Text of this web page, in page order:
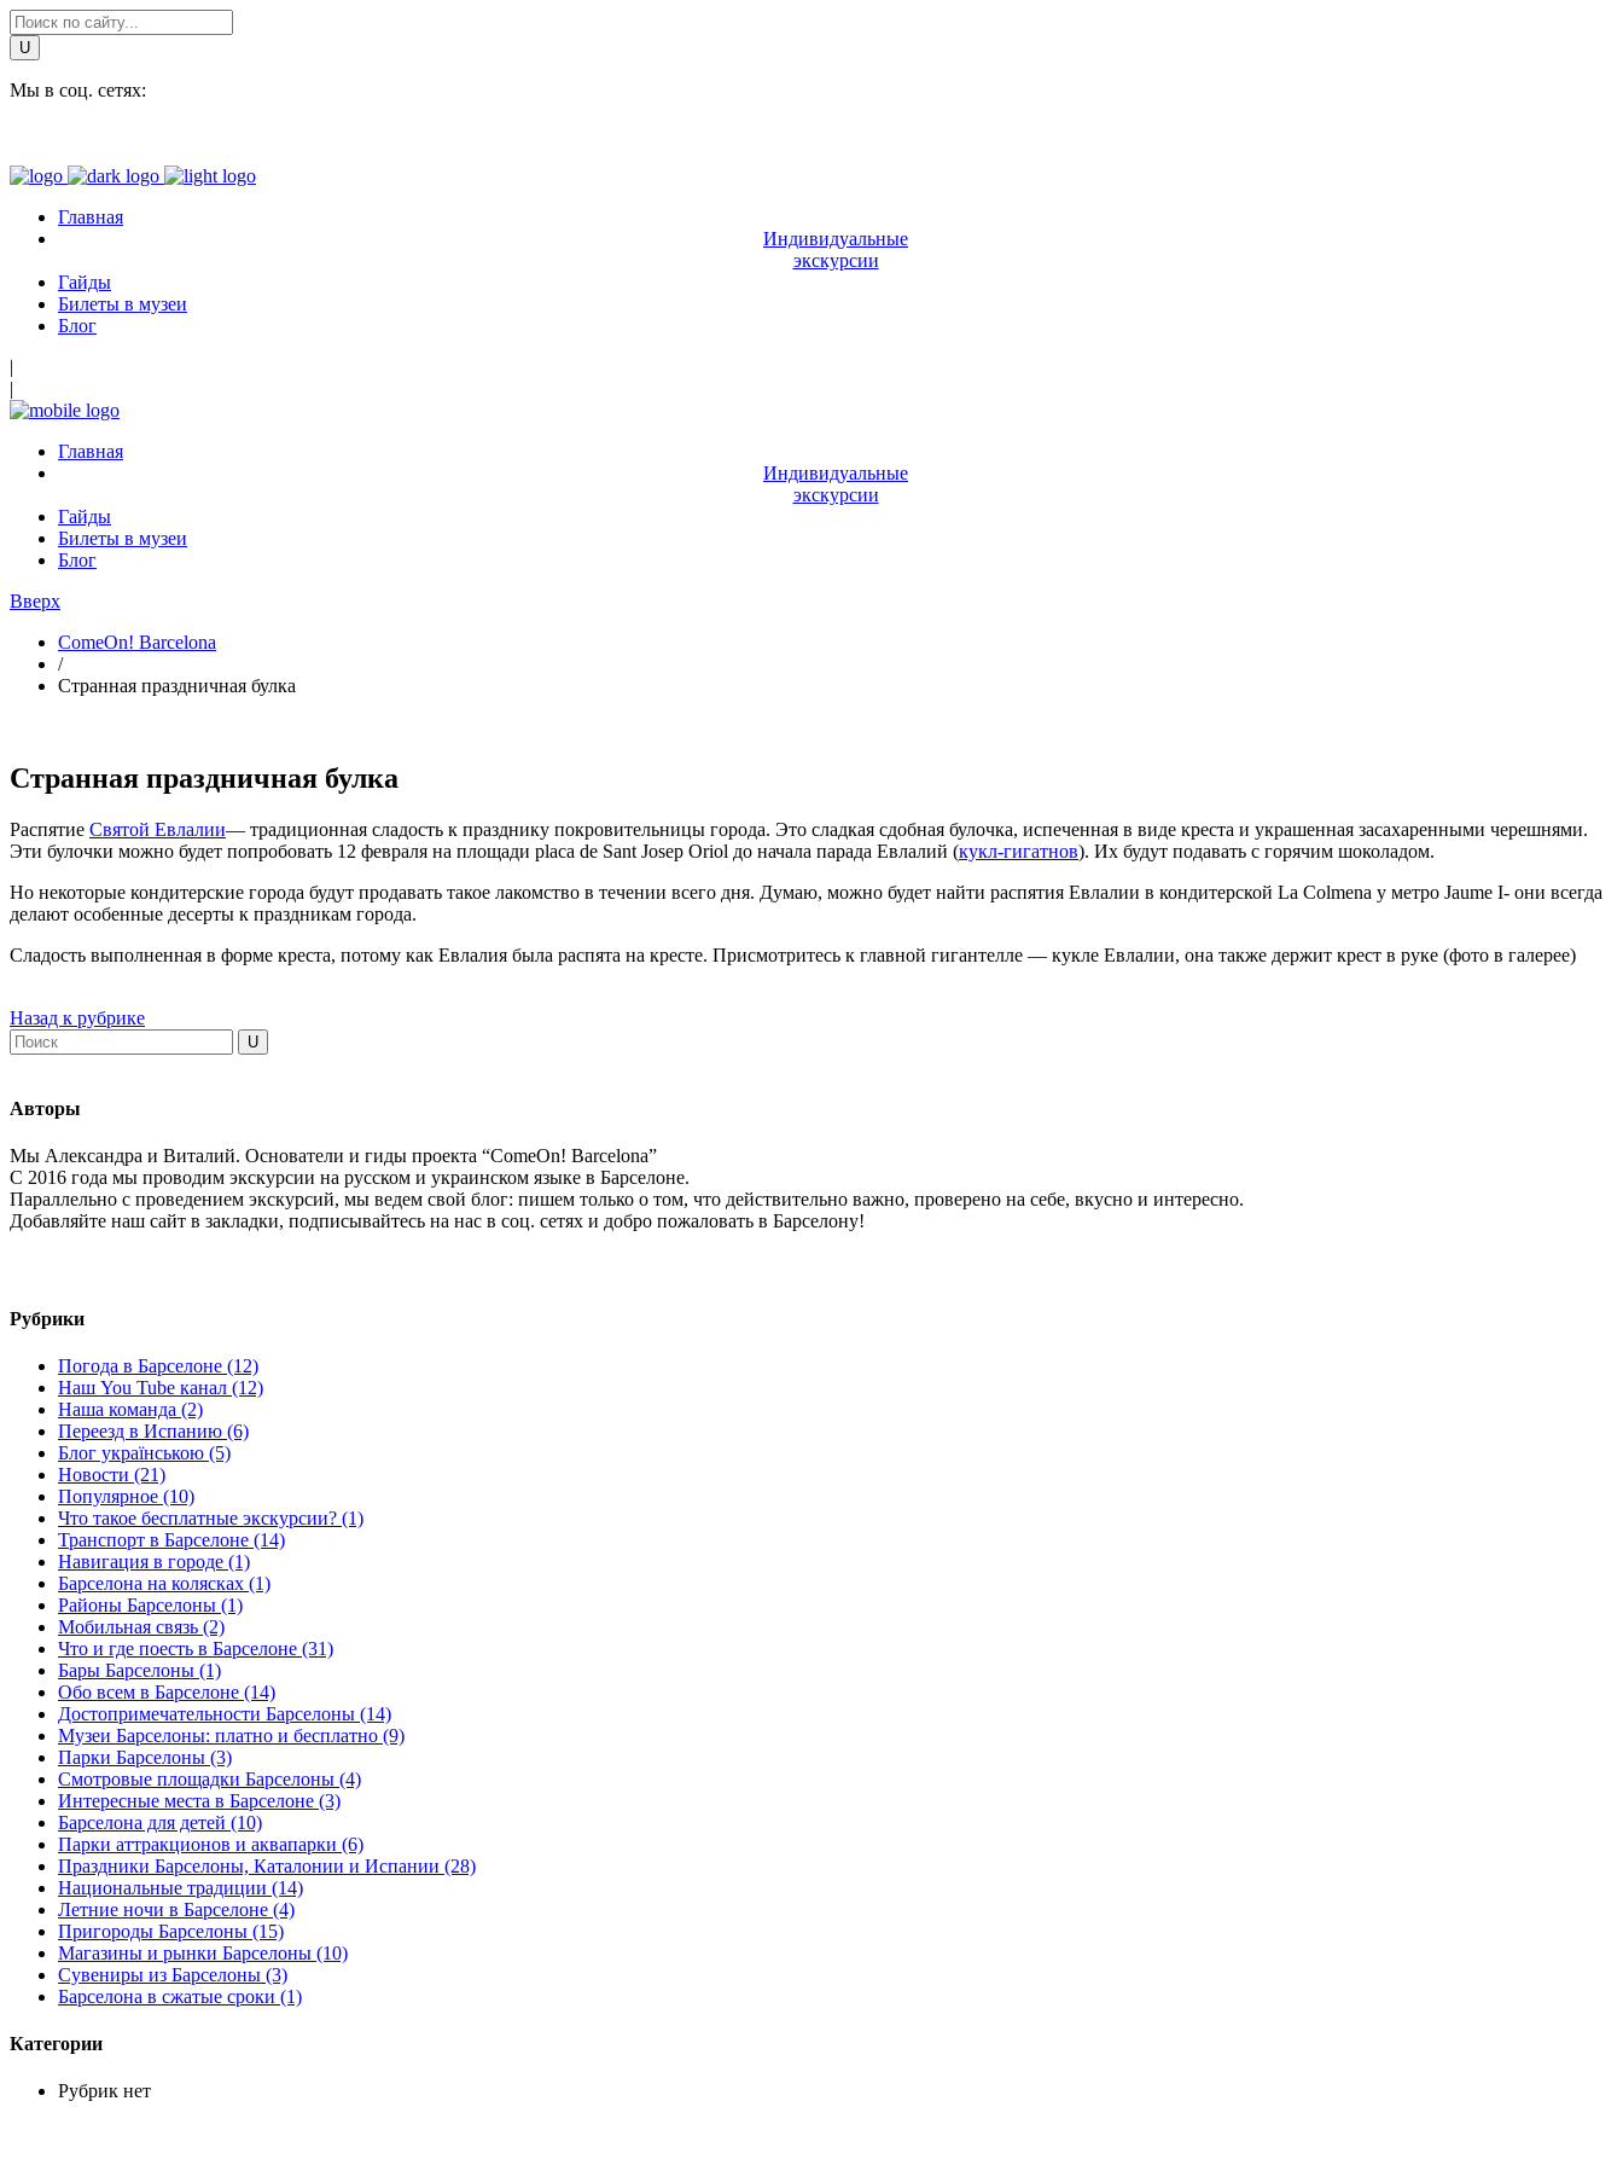
Мы в соц. сетях:
Главная
Индивидуальные
экскурсии
Гайды
Билеты в музеи
Блог
|
|
Главная
Индивидуальные
экскурсии
Гайды
Билеты в музеи
Блог
Вверх
ComeOn! Barcelona
/
Странная праздничная булка
Странная праздничная булка
Распятие Святой Евлалии— традиционная сладость к празднику покровительницы города. Это сладкая сдобная булочка, испеченная в виде креста и украшенная засахаренными черешнями.
Эти булочки можно будет попробовать 12 февраля на площади placa de Sant Josep Oriol до начала парада Евлалий (кукл-гигатнов). Их будут подавать с горячим шоколадом.
Но некоторые кондитерские города будут продавать такое лакомство в течении всего дня. Думаю, можно будет найти распятия Евлалии в кондитерской La Colmena у метро Jaume I- они всегда
делают особенные десерты к праздникам города.
Сладость выполненная в форме креста, потому как Евлалия была распята на кресте. Присмотритесь к главной гигантелле — кукле Евлалии, она также держит крест в руке (фото в галерее)
Назад к рубрике
Авторы
Мы Александра и Виталий. Основатели и гиды проекта “ComeOn! Barcelona”
С 2016 года мы проводим экскурсии на русском и украинском языке в Барселоне.
Параллельно с проведением экскурсий, мы ведем свой блог: пишем только о том, что действительно важно, проверено на себе, вкусно и интересно.
Добавляйте наш сайт в закладки, подписывайтесь на нас в соц. сетях и добро пожаловать в Барселону!
Рубрики
Погода в Барселоне (12)
Наш You Tube канал (12)
Наша команда (2)
Переезд в Испанию (6)
Блог українською (5)
Новости (21)
Популярное (10)
Что такое бесплатные экскурсии? (1)
Транспорт в Барселоне (14)
Навигация в городе (1)
Барселона на колясках (1)
Районы Барселоны (1)
Мобильная связь (2)
Что и где поесть в Барселоне (31)
Бары Барселоны (1)
Обо всем в Барселоне (14)
Достопримечательности Барселоны (14)
Музеи Барселоны: платно и бесплатно (9)
Парки Барселоны (3)
Смотровые площадки Барселоны (4)
Интересные места в Барселоне (3)
Барселона для детей (10)
Парки аттракционов и аквапарки (6)
Праздники Барселоны, Каталонии и Испании (28)
Национальные традиции (14)
Летние ночи в Барселоне (4)
Пригороды Барселоны (15)
Магазины и рынки Барселоны (10)
Сувениры из Барселоны (3)
Барселона в сжатые сроки (1)
Категории
Рубрик нет